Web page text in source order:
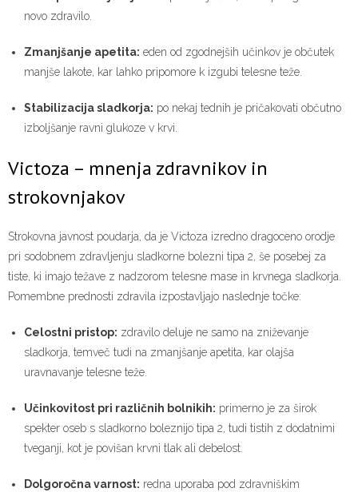
novo zdravilo.
Zmanjšanje apetita: eden od zgodnejših učinkov je občutek
manjše lakote, kar lahko pripomore k izgubi telesne teže.
Stabilizacija sladkorja: po nekaj tednih je pričakovati občutno
izboljšanje ravni glukoze v krvi.
Victoza – mnenja zdravnikov in
strokovnjakov
Strokovna javnost poudarja, da je Victoza izredno dragoceno orodje
pri sodobnem zdravljenju sladkorne bolezni tipa 2, še posebej za
tiste, ki imajo težave z nadzorom telesne mase in krvnega sladkorja.
Pomembne prednosti zdravila izpostavljajo naslednje točke:
Celostni pristop: zdravilo deluje ne samo na zniževanje
sladkorja, temveč tudi na zmanjšanje apetita, kar olajša
uravnavanje telesne teže.
Učinkovitost pri različnih bolnikih: primerno je za širok
spekter oseb s sladkorno boleznijo tipa 2, tudi tistih z dodatnimi
tveganji, kot je povišan krvni tlak ali debelost.
Dolgoročna varnost: redna uporaba pod zdravniškim